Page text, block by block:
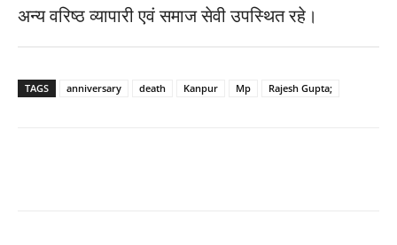
अन्य वरिष्ठ व्यापारी एवं समाज सेवी उपस्थित रहे।
TAGS anniversary death Kanpur Mp Rajesh Gupta;